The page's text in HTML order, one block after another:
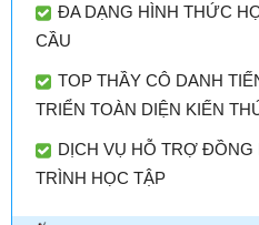
ĐA DẠNG HÌNH THỨC
CẦU
TOP THẦY CÔ DANH
TRIỂN TOÀN DIỆN KIẾN
DỊCH VỤ HỖ TRỢ
TRÌNH HỌC TẬP